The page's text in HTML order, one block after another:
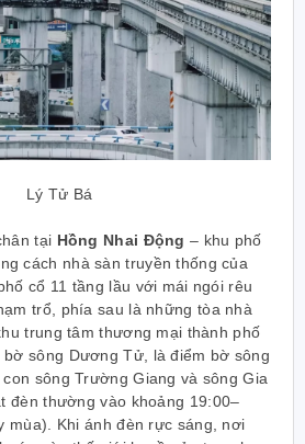
Lý Tử Bá
tại Hồng Nhai Động – khu phố
cách nhà sàn truyền thống của
cổ 11 tầng lầu với mái ngói rêu
trổ, phía sau là những tòa nhà
trung tâm thương mại thành phố
bờ sông Dương Tử, là điểm bờ sông
sông Trường Giang và sông Gia
đèn thường vào khoảng 19:00–
mùa). Khi ánh đèn rực sáng, nơi